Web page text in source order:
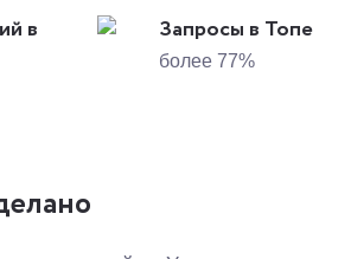
в
Запросы в Топе
более 77%